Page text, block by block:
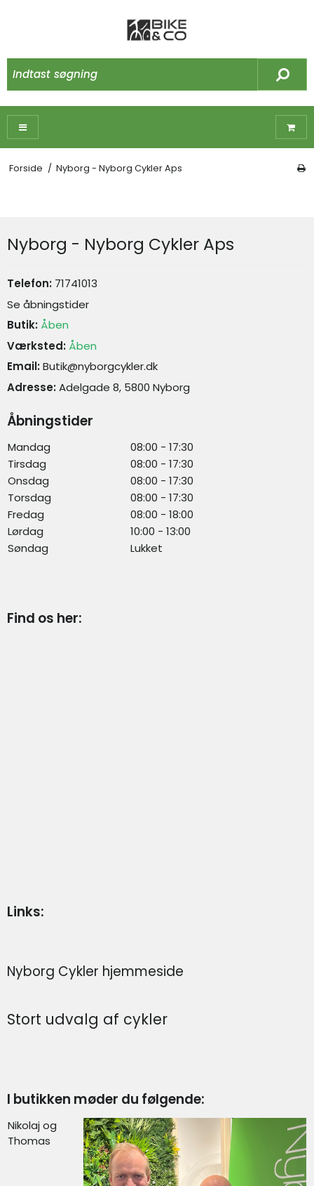
Forside / Nyborg - Nyborg Cykler Aps
Nyborg - Nyborg Cykler Aps
Telefon: 71741013
Se åbningstider
Butik: Åben
Værksted: Åben
Email: Butik@nyborgcykler.dk
Adresse: Adelgade 8, 5800 Nyborg
Åbningstider
Mandag
08:00 - 17:30
Tirsdag
08:00 - 17:30
Onsdag
08:00 - 17:30
Torsdag
08:00 - 17:30
Fredag
08:00 - 18:00
Lørdag
10:00 - 13:00
Søndag
Lukket
Find os her:
Links:
Nyborg Cykler hjemmeside
Stort udvalg af cykler
I butikken møder du følgende:
Nikolaj og
Thomas